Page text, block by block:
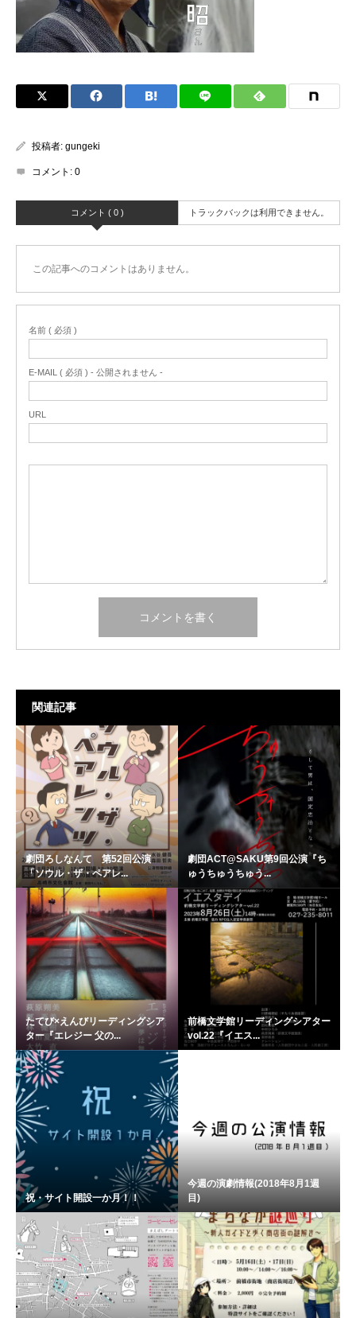
投稿者: gungeki
コメント: 0
コメント ( 0 ) トラックバックは利用できません。
この記事へのコメントはありません。
名前 ( 必須 )
E-MAIL ( 必須 ) - 公開されません -
URL
関連記事
劇団ろしなんて 第52回公演
「ソウル・ザ・ペアレ...
劇団ACT@SAKU第9回公演『ち
ゅうちゅうちゅう...
たてび×えんびリーディングシア
ター『エレジー 父の...
前橋文学館リーディングシアター
vol.22『イエス...
祝・サイト開設一か月！！
今週の演劇情報(2018年8月1週
目)